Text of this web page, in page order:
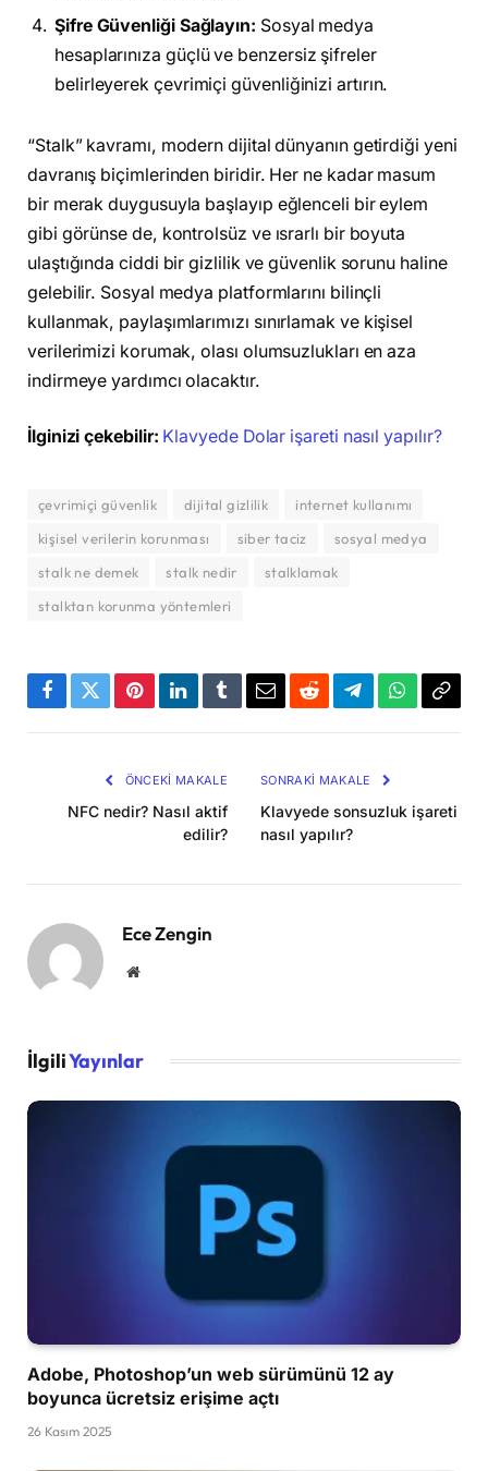
Şifre Güvenliği Sağlayın: Sosyal medya
hesaplarınıza güçlü ve benzersiz şifreler
belirleyerek çevrimiçi güvenliğinizi artırın.
“Stalk” kavramı, modern dijital dünyanın getirdiği yeni
davranış biçimlerinden biridir. Her ne kadar masum
bir merak duygusuyla başlayıp eğlenceli bir eylem
gibi görünse de, kontrolsüz ve ısrarlı bir boyuta
ulaştığında ciddi bir gizlilik ve güvenlik sorunu haline
gelebilir. Sosyal medya platformlarını bilinçli
kullanmak, paylaşımlarımızı sınırlamak ve kişisel
verilerimizi korumak, olası olumsuzlukları en aza
indirmeye yardımcı olacaktır.
İlginizi çekebilir: Klavyede Dolar işareti nasıl yapılır?
çevrimiçi güvenlik dijital gizlilik
internet kullanımı
kişisel verilerin korunması
siber taciz
sosyal medya
stalk ne demek
stalk nedir
stalklamak
stalktan korunma yöntemleri
Facebook
TwitterPinterestLinkedInTumblrEmailRedditTelegramWhatsApp
ÖNCEKI MAKALE
NFC nedir? Nasıl aktif
edilir?
SONRAKI MAKALE
Klavyede sonsuzluk işareti
nasıl yapılır?
Ece Zengin
Website
İlgiliYayınlar
Adobe, Photoshop’un web sürümünü 12 ay
boyunca ücretsiz erişime açtı
26 Kasım 2025